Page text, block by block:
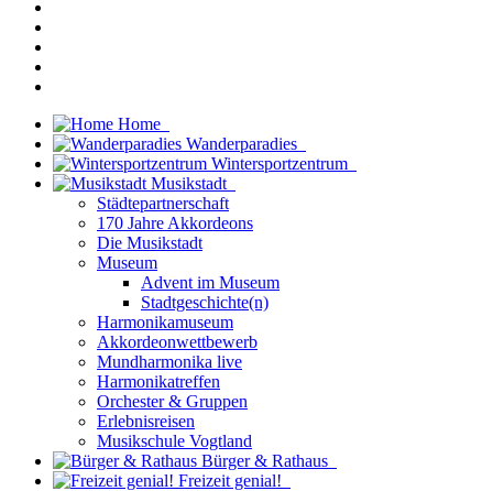
Home
Wanderparadies
Wintersportzentrum
Musikstadt
Städtepartnerschaft
170 Jahre Akkordeons
Die Musikstadt
Museum
Advent im Museum
Stadtgeschichte(n)
Harmonikamuseum
Akkordeonwettbewerb
Mundharmonika live
Harmonikatreffen
Orchester & Gruppen
Erlebnisreisen
Musikschule Vogtland
Bürger & Rathaus
Freizeit genial!